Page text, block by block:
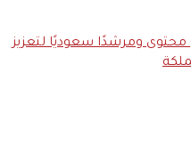
يؤهل 45 صانع محتوى ومرشدًا سعوديًا لتعزيز